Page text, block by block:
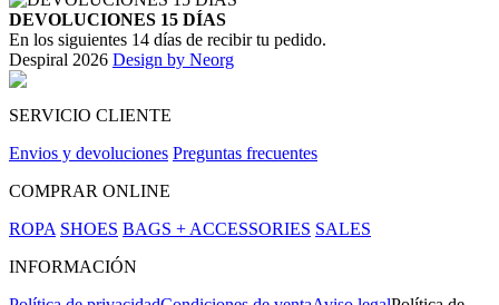
DEVOLUCIONES 15 DÍAS
En los siguientes 14 días de recibir tu pedido.
Despiral 2026 Design by Neorg
SERVICIO CLIENTE
Envios y devoluciones Preguntas frecuentes
COMPRAR ONLINE
ROPA SHOES BAGS + ACCESSORIES SALES
INFORMACIÓN